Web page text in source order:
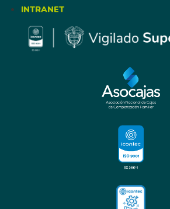
INTRANET